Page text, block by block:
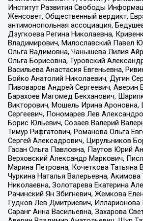
Институт Развития Свободы
Женсовет, Общественный вердикт,
антимонопольная ассоциация,
Дзугкоева Регина Николаевна,
Владимирович, Милославский Павел
Ольга Вадимовна, Чанышева Лилия
Ольга Борисовна, Туровский
Васильева Анастасия Евгеньевна,
Бойко Анатолий Николаевич, Дугин
Пивоваров Андрей Сергеевич, Аверин
Барахоев Магомед Бекханович,
Викторович, Мошель Ирина Ароновна,
Сергеевич, Пономарев Лев
Борис Юльевич, Созаев Валерий
Тимур Рифгатович, Романова Ольга
Сергей Алексадрович, Цирульников
Гасан Ольга Павловна, Паутов Юрий
Верховский Александр Маркович,
Марина Петровна, Кочеткова Татьяна
Чуркина Наталья Валерьевна, Акимова
Николаевна, Золотарева Екатерина
Рачинский Ян Збигневич, Жемкова
Гудков Лев Дмитриевич,
Саранг Анна Васильевна, Захарова